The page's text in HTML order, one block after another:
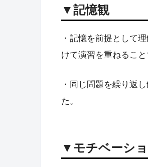
▼記憶観
・記憶を前提として
けて演習を重ねるこ
・同じ問題を繰り返
た。
▼モチベーシ